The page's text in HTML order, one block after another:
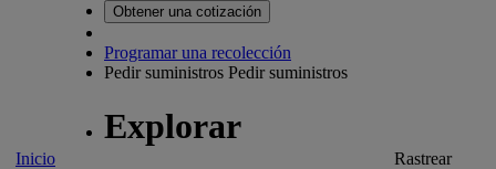
Inicio
Obtener una cotización
Programar una recolección
Pedir suministros Pedir suministros
Explorar
Rastrear